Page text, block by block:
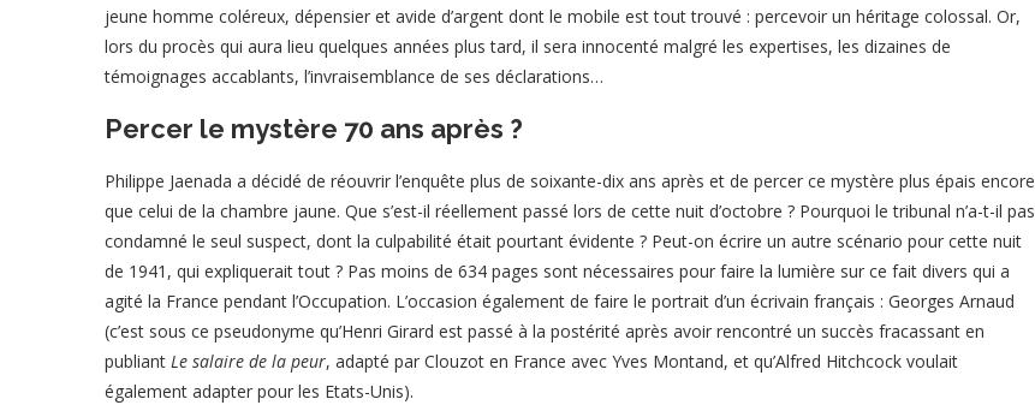
jeune homme coléreux, dépensier et avide d’argent dont le mobile est tout trouvé : percevoir un héritage colossal. Or,
lors du procès qui aura lieu quelques années plus tard, il sera innocenté malgré les expertises, les dizaines de
témoignages accablants, l’invraisemblance de ses déclarations…
Percer le mystère 70 ans après ?
Philippe Jaenada a décidé de réouvrir l’enquête plus de soixante-dix ans après et de percer ce mystère plus épais encore
que celui de la chambre jaune. Que s’est-il réellement passé lors de cette nuit d’octobre ? Pourquoi le tribunal n’a-t-il pas
condamné le seul suspect, dont la culpabilité était pourtant évidente ? Peut-on écrire un autre scénario pour cette nuit
de 1941, qui expliquerait tout ? Pas moins de 634 pages sont nécessaires pour faire la lumière sur ce fait divers qui a
agité la France pendant l’Occupation. L’occasion également de faire le portrait d’un écrivain français : Georges Arnaud
(c’est sous ce pseudonyme qu’Henri Girard est passé à la postérité après avoir rencontré un succès fracassant en
publiant Le salaire de la peur, adapté par Clouzot en France avec Yves Montand, et qu’Alfred Hitchcock voulait
également adapter pour les Etats-Unis).